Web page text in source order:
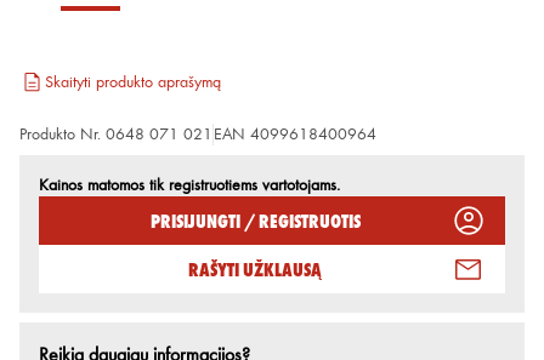
Skaityti produkto aprašymą
Produkto Nr. 0648 071 021 EAN 4099618400964
Kainos matomos tik registruotiems vartotojams.
Prisijungti / Registruotis
Rašyti užklausą